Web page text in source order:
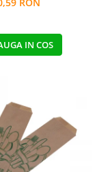
IN COS